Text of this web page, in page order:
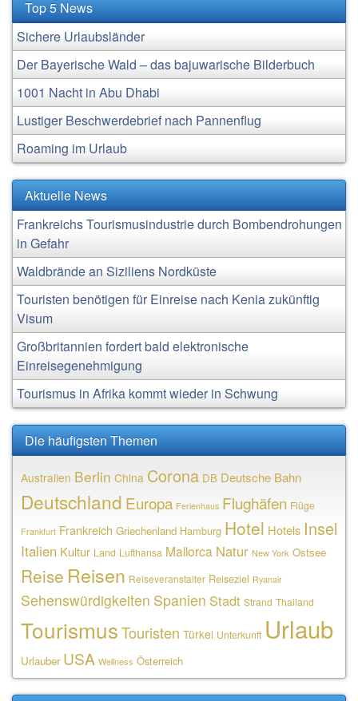
Top 5 News
Sichere Urlaubsländer
Der Bayerische Wald – das bajuwarische Bilderbuch
1001 Nacht in Abu Dhabi
Lustiger Beschwerdebrief nach Pannenflug
Roaming im Urlaub
Aktuelle News
Frankreichs Tourismusindustrie durch Bombendrohungen
in Gefahr
Waldbrände an Siziliens Nordküste
Touristen benötigen für Einreise nach Kenia zukünftig
Visum
Großbritannien fordert bald elektronische
Einreisegenehmigung
Tourismus in Afrika kommt wieder in Schwung
Die häufigsten Themen
Australien Berlin China Corona DB Deutsche Bahn
Deutschland Europa Ferienhaus Flughäfen Flüge
Frankfurt Frankreich Griechenland Hamburg Hotel Hotels Insel
Italien Kultur Land Lufthansa Mallorca Natur New York Ostsee
Reise Reisen Reiseveranstalter Reiseziel Ryanair
Sehenswürdigkeiten Spanien Stadt Strand Thailand
TourismusTouristen Türkei Unterkunft Urlaub
Urlauber USA Wellness Österreich